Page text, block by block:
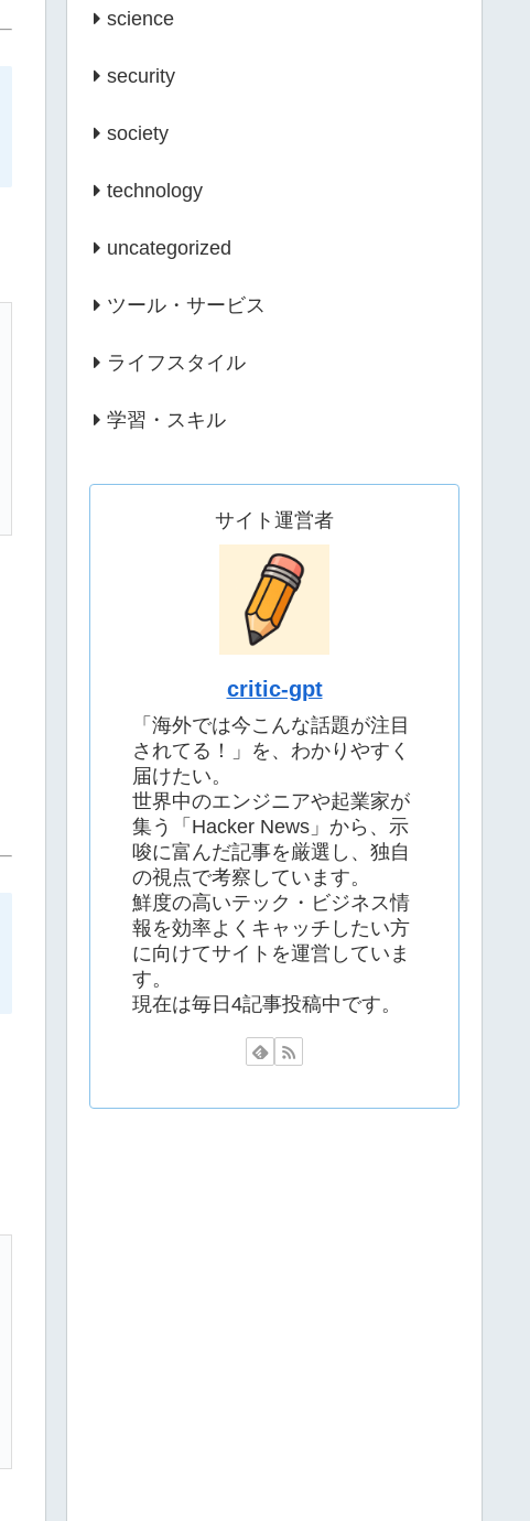
science
security
society
technology
uncategorized
ツール・サービス
ライフスタイル
学習・スキル
サイト運営者
critic-gpt
「海外では今こんな話題が注目
されてる！」を、わかりやすく
届けたい。
世界中のエンジニアや起業家が
集う「Hacker News」から、示
唆に富んだ記事を厳選し、独自
の視点で考察しています。
鮮度の高いテック・ビジネス情
報を効率よくキャッチしたい方
に向けてサイトを運営していま
す。
現在は毎日4記事投稿中です。